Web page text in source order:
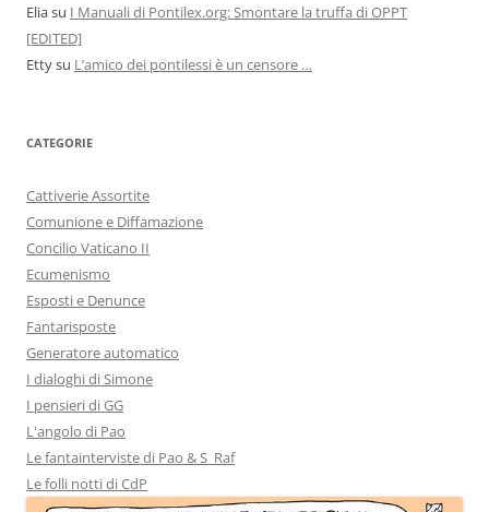
Eliasu I Manuali di Pontilex.org: Smontare la truffa di OPPT
[EDITED]
Ettysu L’amico dei pontilessi è un censore …
CATEGORIE
Cattiverie Assortite
Comunione e Diffamazione
Concilio Vaticano II
Ecumenismo
Esposti e Denunce
Fantarisposte
Generatore automatico
I dialoghi di Simone
I pensieri di GG
L'angolo di Pao
Le fantainterviste di Pao & S_Raf
Le folli notti di CdP